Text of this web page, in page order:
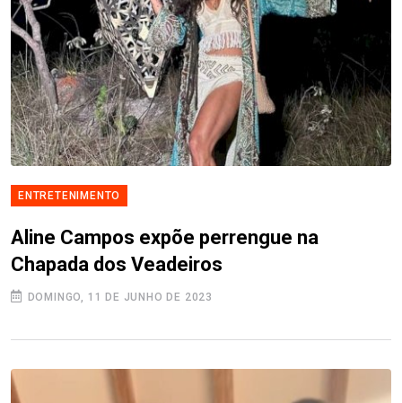
ENTRETENIMENTO
Aline Campos expõe perrengue na
Chapada dos Veadeiros
DOMINGO, 11 DE JUNHO DE 2023